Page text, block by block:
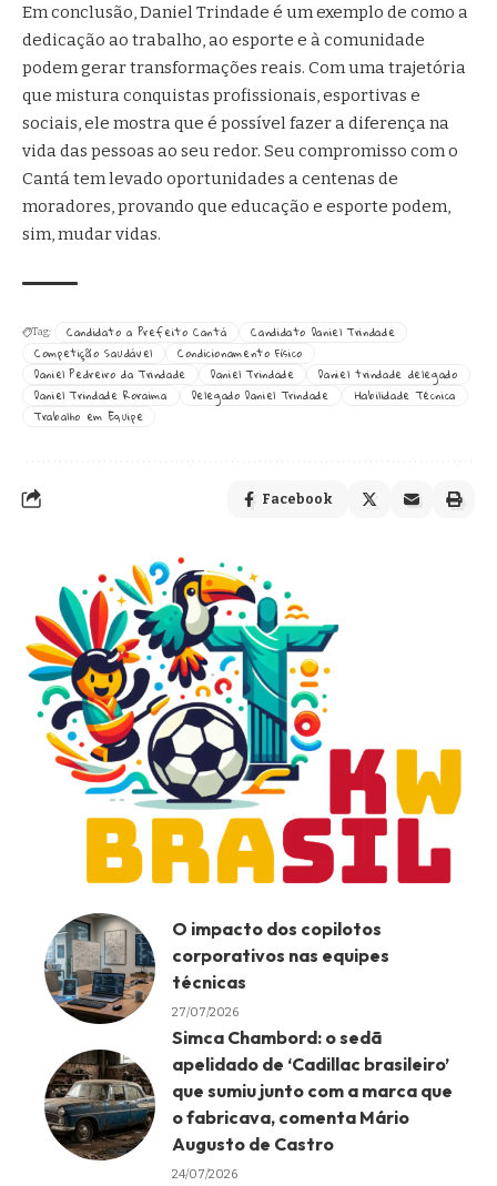
Em conclusão, Daniel Trindade é um exemplo de como a
dedicação ao trabalho, ao esporte e à comunidade
podem gerar transformações reais. Com uma trajetória
que mistura conquistas profissionais, esportivas e
sociais, ele mostra que é possível fazer a diferença na
vida das pessoas ao seu redor. Seu compromisso com o
Cantá tem levado oportunidades a centenas de
moradores, provando que educação e esporte podem,
sim, mudar vidas.
Tag: Candidato a Prefeito Cantá
Candidato Daniel Trindade
Competição Saudável
Condicionamento Físico
Daniel Pedreiro da Trindade
Daniel Trindade
Daniel trindade delegado
Daniel Trindade Roraima
Delegado Daniel Trindade
Habilidade Técnica
Trabalho em Equipe
Facebook
O impacto dos copilotos
corporativos nas equipes
técnicas
27/07/2026
Simca Chambord: o sedã
apelidado de ‘Cadillac brasileiro’
que sumiu junto com a marca que
o fabricava, comenta Mário
Augusto de Castro
24/07/2026